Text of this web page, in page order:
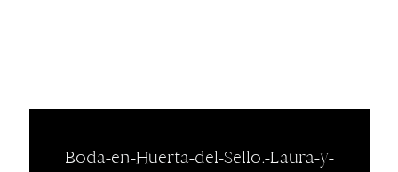
Boda-en-Huerta-del-Sello.-Laura-y-